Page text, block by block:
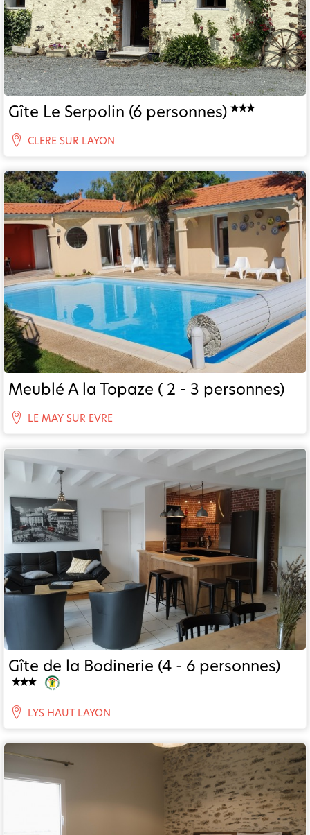
Gîte Le Serpolin (6 personnes)
CLERE SUR LAYON
Meublé A la Topaze ( 2 - 3 personnes)
LE MAY SUR EVRE
Gîte de la Bodinerie (4 - 6 personnes)
LYS HAUT LAYON